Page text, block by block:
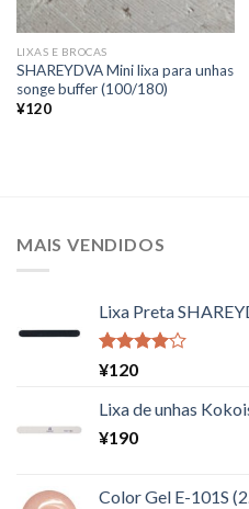
LIXAS E BROCAS
SHAREYDVA Mini lixa para unhas
songe buffer (100/180)
¥120
MAIS VENDIDOS
Lixa Preta
Avaliação
5
¥120
Lixa de unhas
¥190
Color Gel E-101S